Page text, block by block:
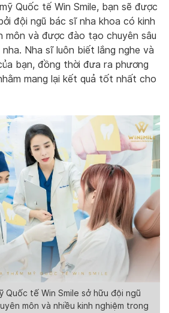
Quốc tế Win Smile, bạn sẽ được
đội ngũ bác sĩ nha khoa có kinh
môn và được đào tạo chuyên sâu
Nha sĩ luôn biết lắng nghe và
bạn, đồng thời đưa ra phương
mang lại kết quả tốt nhất cho
Quốc tế Win Smile sở hữu đội ngũ
môn và nhiều kinh nghiệm trong